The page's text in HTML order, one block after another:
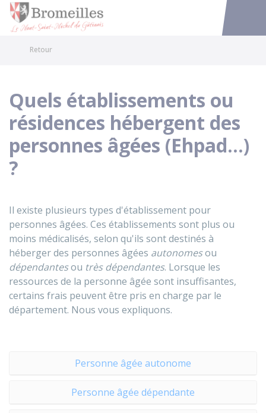
Accéder
Retour
Quels établissements ou
résidences hébergent des
personnes âgées (Ehpad...)
?
Il existe plusieurs types d'établissement pour
personnes âgées. Ces établissements sont plus ou
moins médicalisés, selon qu'ils sont destinés à
héberger des personnes âgées autonomesou
dépendantesou très dépendantes. Lorsque les
ressources de la personne âgée sont insuffisantes,
certains frais peuvent être pris en charge par le
département. Nous vous expliquons.
Personne âgée autonome
Personne âgée dépendante